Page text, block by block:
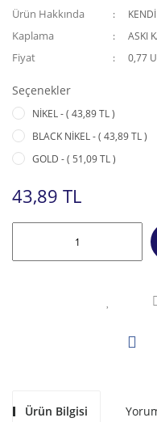
Ürün Hakkında
Kaplama ASKI
Fiyat 0,77
Seçenekler
NİKEL - ( 43,89 TL )
BLACK NİKEL - ( 43,89 TL )
GOLD - ( 51,09 TL )
43,89 TL
Ürün Bilgisi